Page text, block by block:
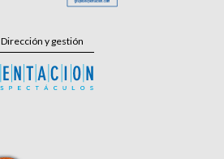
Dirección y gestión